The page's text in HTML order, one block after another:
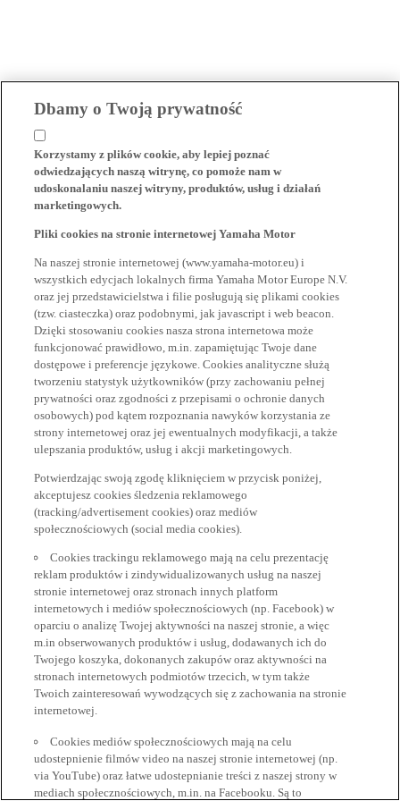
Dbamy o Twoją prywatność
Korzystamy z plików cookie, aby lepiej poznać
odwiedzających naszą witrynę, co pomoże nam w
udoskonalaniu naszej witryny, produktów, usług i działań
marketingowych.
Pliki cookies na stronie internetowej Yamaha Motor
Na naszej stronie internetowej (www.yamaha-motor.eu) i
wszystkich edycjach lokalnych firma Yamaha Motor Europe N.V.
oraz jej przedstawicielstwa i filie posługują się plikami cookies
(tzw. ciasteczka) oraz podobnymi, jak javascript i web beacon.
Dzięki stosowaniu cookies nasza strona internetowa może
funkcjonować prawidłowo, m.in. zapamiętując Twoje dane
dostępowe i preferencje językowe. Cookies analityczne służą
tworzeniu statystyk użytkowników (przy zachowaniu pełnej
prywatności oraz zgodności z przepisami o ochronie danych
osobowych) pod kątem rozpoznania nawyków korzystania ze
strony internetowej oraz jej ewentualnych modyfikacji, a także
ulepszania produktów, usług i akcji marketingowych.
Potwierdzając swoją zgodę kliknięciem w przycisk poniżej,
akceptujesz cookies śledzenia reklamowego
(tracking/advertisement cookies) oraz mediów
społecznościowych (social media cookies).
Cookies trackingu reklamowego mają na celu prezentację
reklam produktów i zindywidualizowanych usług na naszej
stronie internetowej oraz stronach innych platform
internetowych i mediów społecznościowych (np. Facebook) w
oparciu o analizę Twojej aktywności na naszej stronie, a więc
m.in obserwowanych produktów i usług, dodawanych ich do
Twojego koszyka, dokonanych zakupów oraz aktywności na
stronach internetowych podmiotów trzecich, w tym także
Twoich zainteresowań wywodzących się z zachowania na stronie
internetowej.
Cookies mediów społecznościowych mają na celu
udostepnienie filmów video na naszej stronie internetowej (np.
via YouTube) oraz łatwe udostepnianie treści z naszej strony w
mediach społecznościowych, m.in. na Facebooku. Są to